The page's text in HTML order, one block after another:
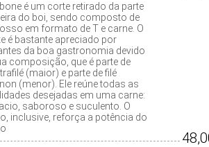
bone é um corte retirado da parte
do boi, sendo composto de
em formato de T e carne. O
é bastante apreciado por
da boa gastronomia devido
composição, que é parte de
(maior) e parte de filé
(menor). Ele reúne todas as
desejadas em uma carne:
saboroso e suculento. O
inclusive, reforça a potência do